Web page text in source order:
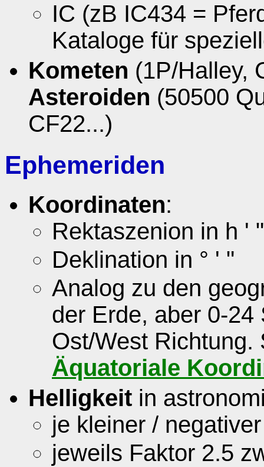
IC (zB IC434 =
Kataloge für
Kometen (1P/Halley,
Asteroiden (50500
CF22...)
Ephemeriden
Koordinaten:
Rektaszenion in h ' "
Deklination in ° ' "
Analog zu den
der Erde, aber 0-
Ost/West
Äquatoriale
Helligkeit in
je kleiner /
jeweils Faktor 2.5